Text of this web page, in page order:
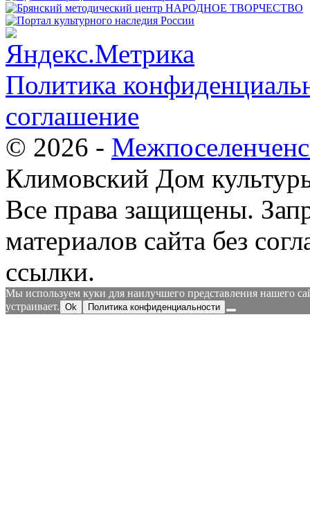
Политика
соглашение
© 2026 -
Климовский Дом
Все права защищены.
материалов сайта без
ссылки.
Мы используем куки для наилучшего представления нашего
устраивает. Ok Политика конфиденциальности